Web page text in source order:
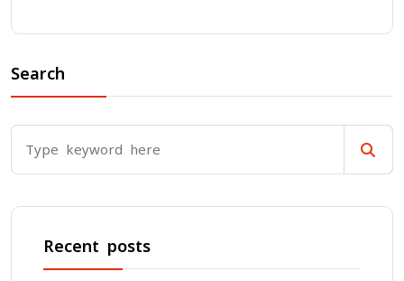
Search
Recent posts